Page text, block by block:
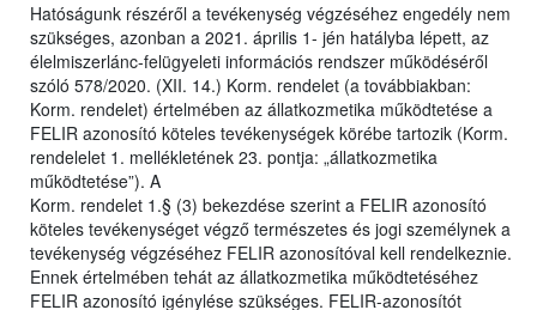
Hatóságunk részéről a tevékenység végzéséhez engedély nem
szükséges, azonban a 2021. április 1- jén hatályba lépett, az
élelmiszerlánc-felügyeleti információs rendszer működéséről
szóló 578/2020. (XII. 14.) Korm. rendelet (a továbbiakban:
Korm. rendelet) értelmében az állatkozmetika működtetése a
FELIR azonosító köteles tevékenységek körébe tartozik (Korm.
rendelelet 1. mellékletének 23. pontja: „állatkozmetika
működtetése”). A
Korm. rendelet 1.§ (3) bekezdése szerint a FELIR azonosító
köteles tevékenységet végző természetes és jogi személynek a
tevékenység végzéséhez FELIR azonosítóval kell rendelkeznie.
Ennek értelmében tehát az állatkozmetika működtetéséhez
FELIR azonosító igénylése szükséges. FELIR-azonosítót